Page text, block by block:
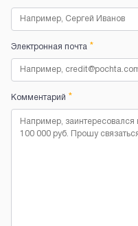
Электронная почта *
Комментарий *